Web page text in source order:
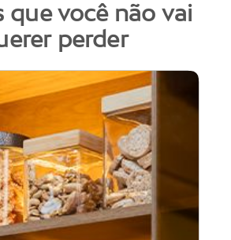
que você não vai
perder